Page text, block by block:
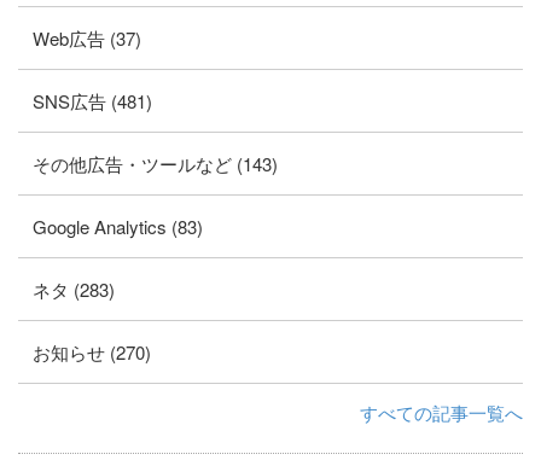
Web広告 (37)
SNS広告 (481)
その他広告・ツールなど (143)
Google Analytics (83)
ネタ (283)
お知らせ (270)
すべての記事一覧へ